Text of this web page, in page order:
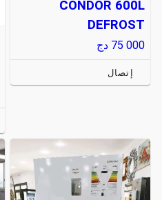
CONDOR 600L
DEFROST
75 000 دج
إتصال